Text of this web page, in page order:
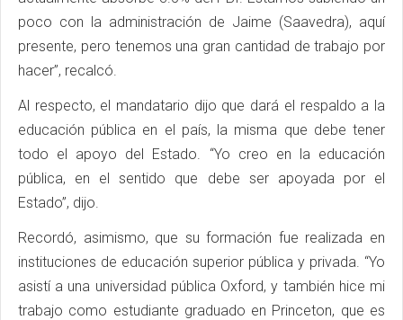
poco con la administración de Jaime (Saavedra), aquí
presente, pero tenemos una gran cantidad de trabajo por
hacer”, recalcó.
Al respecto, el mandatario dijo que dará el respaldo a la
educación pública en el país, la misma que debe tener
todo el apoyo del Estado. “Yo creo en la educación
pública, en el sentido que debe ser apoyada por el
Estado”, dijo.
Recordó, asimismo, que su formación fue realizada en
instituciones de educación superior pública y privada. “Yo
asistí a una universidad pública Oxford, y también hice mi
trabajo como estudiante graduado en Princeton, que es